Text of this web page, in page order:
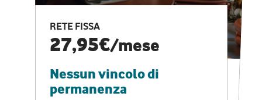
RETE FISSA
27,95€/mese
Nessun vincolo di
permanenza
CASA PRO
Internet veloce e
vantaggi speciali
RETE FISSA + VODAFONE CLUB
29,95€